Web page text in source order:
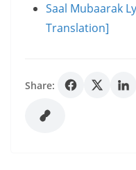
Saal Mubaarak
Translation]
Share: